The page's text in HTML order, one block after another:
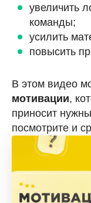
увеличить
команды;
усилить
повысить
В этом видео
мотивации,
приносит
посмотрите и